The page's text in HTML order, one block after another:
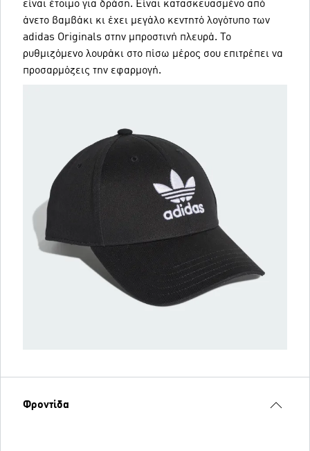
είναι έτοιμο για δράση. Είναι κατασκευασμένο από
άνετο βαμβάκι κι έχει μεγάλο κεντητό λογότυπο των
adidas Originals στην μπροστινή πλευρά. Το
ρυθμιζόμενο λουράκι στο πίσω μέρος σου επιτρέπει να
προσαρμόζεις την εφαρμογή.
Φροντίδα